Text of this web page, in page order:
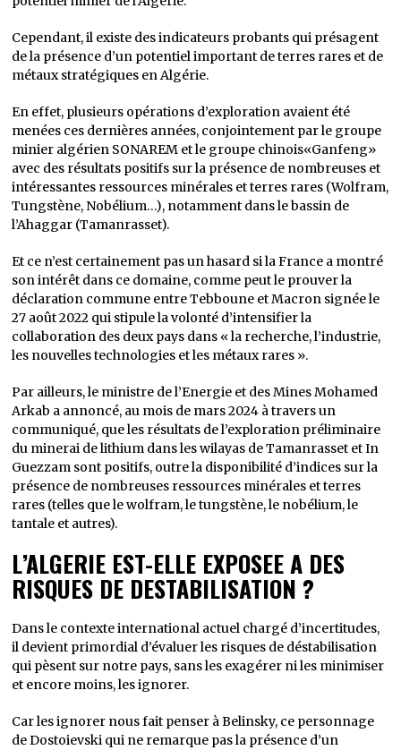
Cependant, il existe des indicateurs probants qui présagent
de la présence d’un potentiel important de terres rares et de
métaux stratégiques en Algérie.
En effet, plusieurs opérations d’exploration avaient été
menées ces dernières années, conjointement par le groupe
minier algérien SONAREM et le groupe chinois«Ganfeng»
avec des résultats positifs sur la présence de nombreuses et
intéressantes ressources minérales et terres rares (Wolfram,
Tungstène, Nobélium…), notamment dans le bassin de
l’Ahaggar (Tamanrasset).
Et ce n’est certainement pas un hasard si la France a montré
son intérêt dans ce domaine, comme peut le prouver la
déclaration commune entre Tebboune et Macron signée le
27 août 2022 qui stipule la volonté d’intensifier la
collaboration des deux pays dans « la recherche, l’industrie,
les nouvelles technologies et les métaux rares ».
Par ailleurs, le ministre de l’Energie et des Mines Mohamed
Arkab a annoncé, au mois de mars 2024 à travers un
communiqué, que les résultats de l’exploration préliminaire
du minerai de lithium dans les wilayas de Tamanrasset et In
Guezzam sont positifs, outre la disponibilité d’indices sur la
présence de nombreuses ressources minérales et terres
rares (telles que le wolfram, le tungstène, le nobélium, le
tantale et autres).
L’ALGERIE EST-ELLE EXPOSEE A DES
RISQUES DE DESTABILISATION ?
Dans le contexte international actuel chargé d’incertitudes,
il devient primordial d’évaluer les risques de déstabilisation
qui pèsent sur notre pays, sans les exagérer ni les minimiser
et encore moins, les ignorer.
Car les ignorer nous fait penser à Belinsky, ce personnage
de Dostoievski qui ne remarque pas la présence d’un